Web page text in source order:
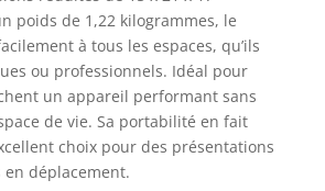
visualisation de
vos applications
préférées grâce à
son puissant
AndroidTV 13. 🔥
[Expérience home
cinéma] : profitez
d'une qualité
poids de 1,22 kilogrammes, le
à tous les espaces, qu’ils
ou professionnels. Idéal pour
un appareil performant sans
de vie. Sa portabilité en fait
choix pour des présentations
déplacement.